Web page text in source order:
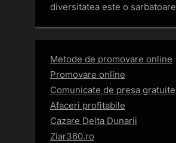
diversitatea este o sarbatoare
Metode de promovare online
Promovare online
Comunicate de presa gratuite
Afaceri profitabile
Cazare Delta Dunarii
Ziar360.ro